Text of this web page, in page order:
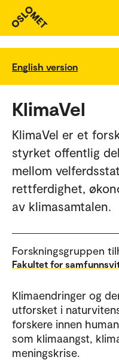
English version
KlimaVel
KlimaVel er et
styrket offentlig
mellom
rettferdighet,
av klimasamtalen.
Forskningsgruppen
Fakultet for
Klimaendringer og
utforsket i
forskere innen
som klimaangst,
meningskrise.